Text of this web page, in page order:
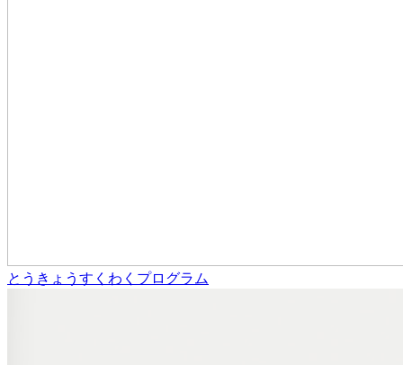
とうきょうすくわくプログラム